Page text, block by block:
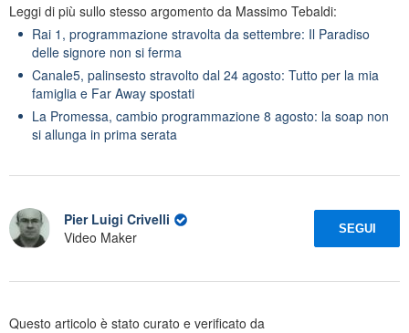
Leggi di più sullo stesso argomento da Massimo Tebaldi:
Rai 1, programmazione stravolta da settembre: Il Paradiso
delle signore non si ferma
Canale5, palinsesto stravolto dal 24 agosto: Tutto per la mia
famiglia e Far Away spostati
La Promessa, cambio programmazione 8 agosto: la soap non
si allunga in prima serata
Pier Luigi Crivelli
Video Maker
SEGUI
Questo articolo è stato curato e verificato da